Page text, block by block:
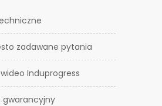
zadawane pytania
Induprogress
gwarancyjny